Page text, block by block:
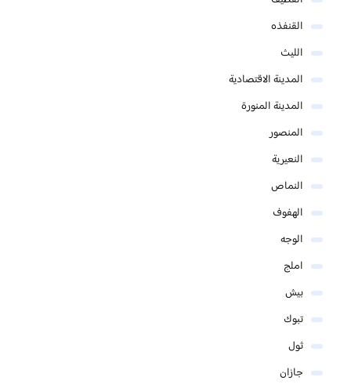
القنفذه
الليث
المدينة الاقتصادية
المدينة المنورة
المنصور
النعيرية
النماص
الهفوف
الوجه
املج
بيش
تبوك
ثول
جازان